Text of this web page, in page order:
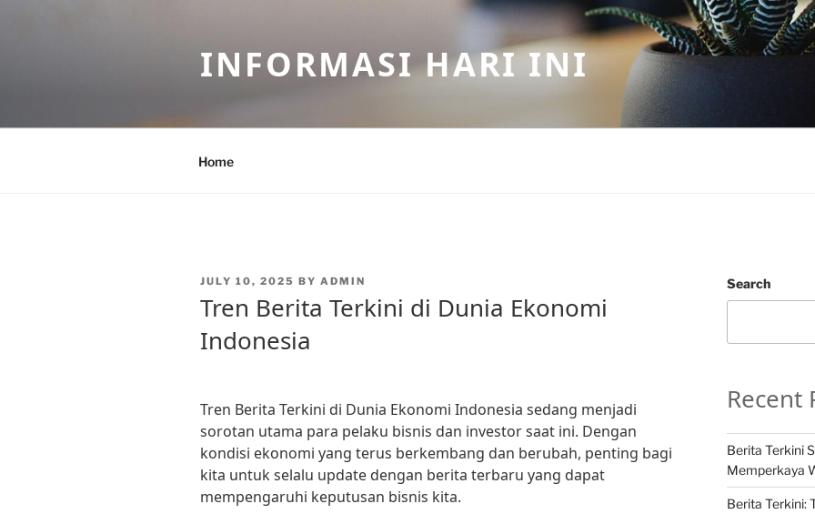
INFORMASI HARI INI
Home
POSTED
JULY 10, 2025 BY ADMIN
Tren Berita Terkini di Dunia Ekonomi
Indonesia
Tren Berita Terkini di Dunia Ekonomi Indonesia sedang menjadi
sorotan utama para pelaku bisnis dan investor saat ini. Dengan
kondisi ekonomi yang terus berkembang dan berubah, penting bagi
kita untuk selalu update dengan berita terbaru yang dapat
mempengaruhi keputusan bisnis kita.
Search
Recent
Berita Terkini
Memperkaya
Berita Terkini: